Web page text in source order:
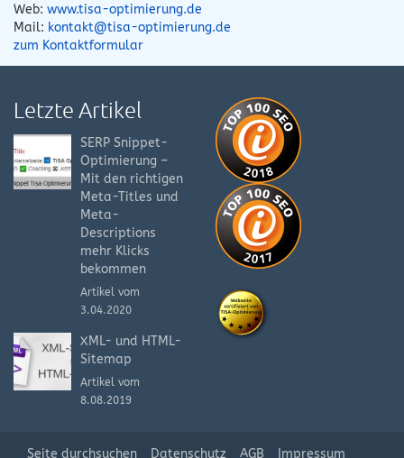
Web: www.tisa-optimierung.de
Mail: kontakt@tisa-optimierung.de
zum Kontaktformular
Letzte Artikel
SERP Snippet-
Optimierung –
Mit den richtigen
Meta-Titles und
Meta-
Descriptions
mehr Klicks
bekommen
Artikel vom
3.04.2020
XML- und HTML-
Sitemap
Artikel vom
8.08.2019
Seite durchsuchen Datenschutz AGB Impressum